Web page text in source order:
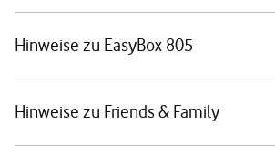
Hinweise zu EasyBox 805
Hinweise zu Friends & Family